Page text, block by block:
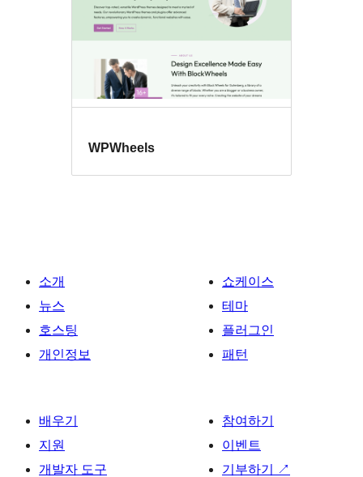
WPWheels
소개
뉴스
호스팅
개인정보
쇼케이스
테마
플러그인
패턴
배우기
지원
개발자 도구
참여하기
이벤트
기부하기
↗